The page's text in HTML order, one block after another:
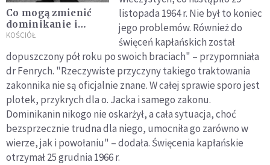
Co mogą zmienić
dominikanie i
Kościół, by nie
nadużyć? Oto
rekomendacje
KOŚCIÓŁ
listopada 1964 r. Nie był to koniec
jego problemów. Również do
święceń kapłańskich został
dopuszczony pół roku po swoich braciach" – przypomniała
dr Fenrych. "Rzeczywiste przyczyny takiego traktowania
zakonnika nie są oficjalnie znane. W całej sprawie sporo jest
plotek, przykrych dla o. Jacka i samego zakonu.
Dominikanin nikogo nie oskarżył, a cała sytuacja, choć
bezsprzecznie trudna dla niego, umocniła go zarówno w
wierze, jak i powołaniu" – dodała. Święcenia kapłańskie
otrzymał 25 grudnia 1966 r.